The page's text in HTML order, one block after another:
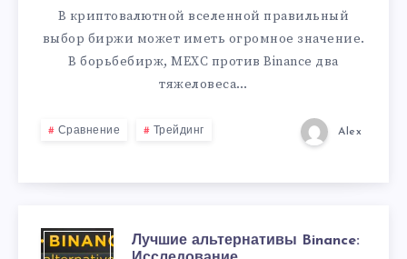
В криптовалютной вселенной правильный
выбор биржи может иметь огромное значение.
В борьбебирж, MEXC против Binance два
тяжеловеса…
Сравнение Трейдинг Alex
Лучшие альтернативы Binance: